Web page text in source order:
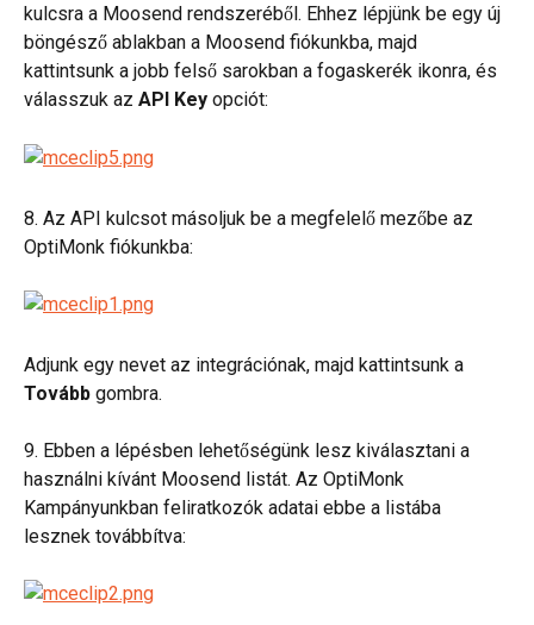
kulcsra a Moosend rendszeréből. Ehhez lépjünk be egy új
böngésző ablakban a Moosend fiókunkba, majd
kattintsunk a jobb felső sarokban a fogaskerék ikonra, és
válasszuk az API Key opciót:
8. Az API kulcsot másoljuk be a megfelelő mezőbe az
OptiMonk fiókunkba:
Adjunk egy nevet az integrációnak, majd kattintsunk a
Tovább gombra.
9. Ebben a lépésben lehetőségünk lesz kiválasztani a
használni kívánt Moosend listát. Az OptiMonk
Kampányunkban feliratkozók adatai ebbe a listába
lesznek továbbítva: